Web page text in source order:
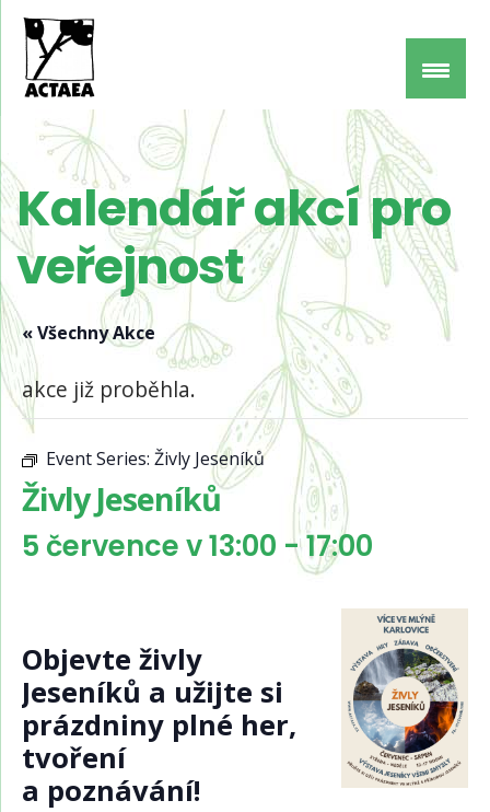
Kalendář akcí pro
veřejnost
« Všechny Akce
akce již proběhla.
Event Series: Živly Jeseníků
Živly Jeseníků
5 července v 13:00 -17:00
Objevte živly
Jeseníků a užijte si
prázdniny plné her,
tvoření
a poznávání!